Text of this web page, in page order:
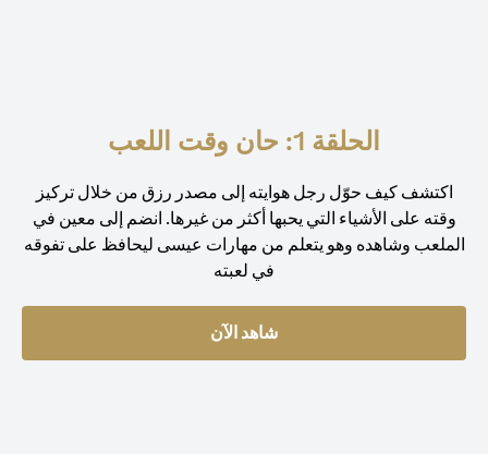
الحلقة 1: حان وقت اللعب
اكتشف كيف حوّل رجل هوايته إلى مصدر رزق من خلال تركيز
وقته على الأشياء التي يحبها أكثر من غيرها. انضم إلى معين في
الملعب وشاهده وهو يتعلم من مهارات عيسى ليحافظ على تفوقه
في لعبته
شاهد الآن